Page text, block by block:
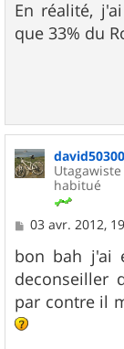
En réalité,
que 33% du
david50300
Utagawiste
habitué
M
s
s
a
g
e
03 avr. 2012,
bon bah j'ai
deconseiller
par contre il